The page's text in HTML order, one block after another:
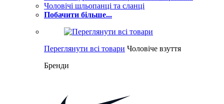
Чоловічі шльопанці та сланці
Побачити більше...
Переглянути всі товари Чоловіче взуття
Бренди